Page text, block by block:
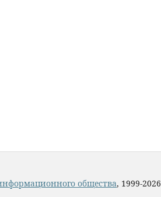
общества, 1999-2026